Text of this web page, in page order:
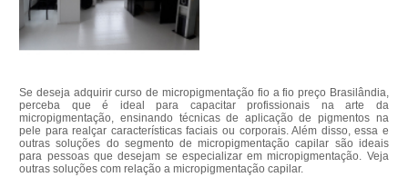
Se deseja adquirir curso de micropigmentação fio a fio preço Brasilândia,
perceba que é ideal para capacitar profissionais na arte da
micropigmentação, ensinando técnicas de aplicação de pigmentos na
pele para realçar características faciais ou corporais. Além disso, essa e
outras soluções do segmento de micropigmentação capilar são ideais
para pessoas que desejam se especializar em micropigmentação. Veja
outras soluções com relação a micropigmentação capilar.